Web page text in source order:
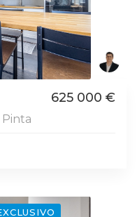
625 000 €
Pinta